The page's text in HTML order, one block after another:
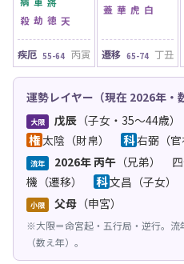
病 將軍
劫殺
天徳
疾厄 55-64 丙寅
華蓋 白虎
遷移 65-74 丁丑
運勢レイヤー（現在 2026年・
大限 戊辰 （子女・35〜44歳
権太陰（財帛） 科右弼（
流年 2026年 丙午 （兄弟） 四
機（遷移）
科文昌（子女）
小限 父母 （申宮）
※大限＝命宮起・五行局・逆行。流
（数え年）。